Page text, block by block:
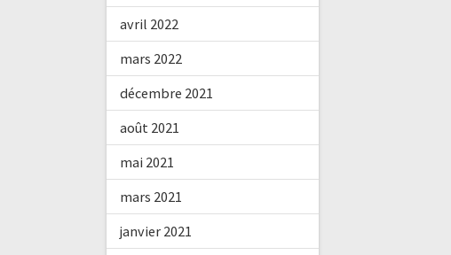
avril 2022
mars 2022
décembre 2021
août 2021
mai 2021
mars 2021
janvier 2021